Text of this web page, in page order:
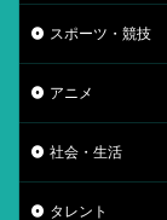
スポーツ・競技
アニメ
社会・生活
タレント